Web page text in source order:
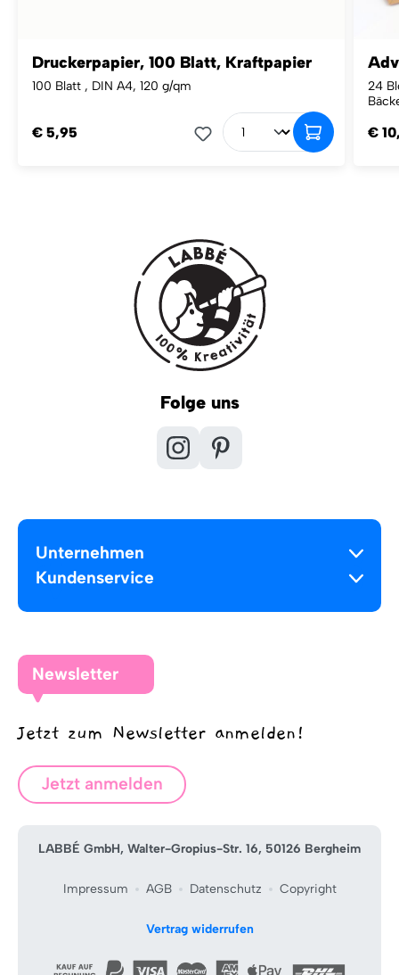
Druckerpapier, 100 Blatt, Kraftpapier
100 Blatt , DIN A4, 120 g/qm
€ 5,95
24
€
Folge uns
Unternehmen
Kundenservice
Newsletter
Jetzt zum Newsletter anmelden!
Jetzt anmelden
LABBÉ GmbH, Walter-Gropius-Str. 16, 50126 Bergheim
Impressum AGB Datenschutz Copyright
Vertrag widerrufen